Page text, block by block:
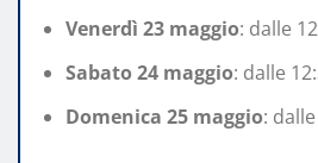
Venerdì 23 maggio: dalle
Sabato 24 maggio: dalle
Domenica 25 maggio: